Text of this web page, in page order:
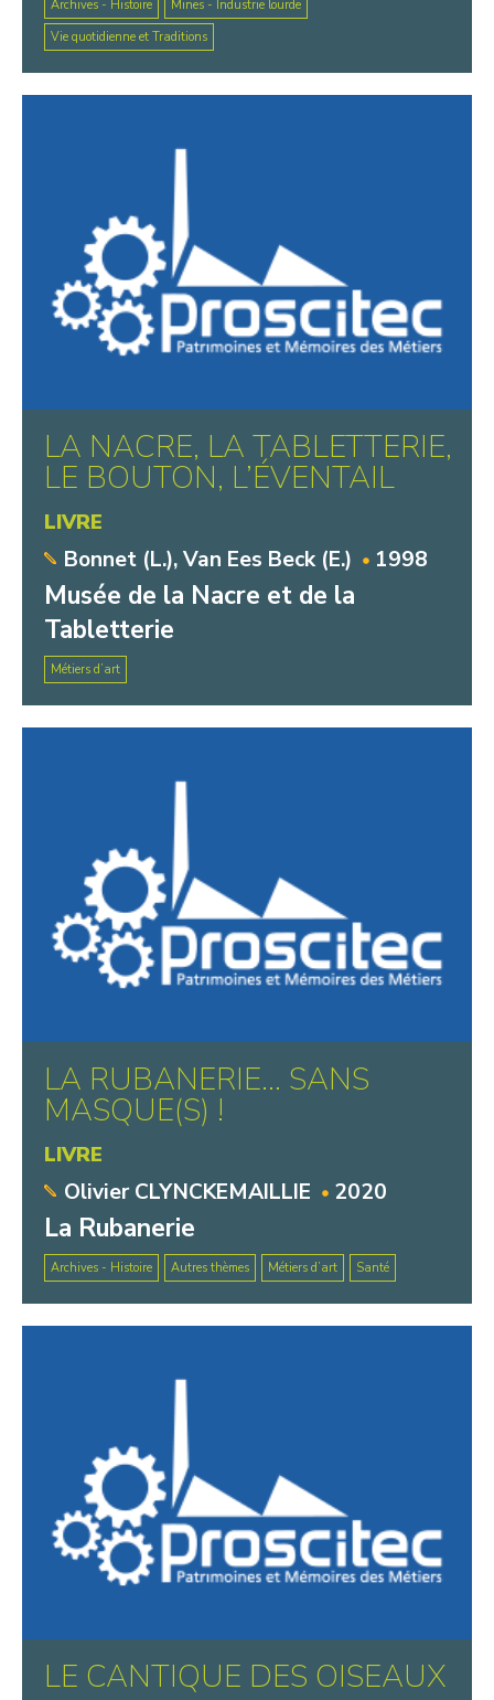
Archives - Histoire
Mines - Industrie lourde
Vie quotidienne et Traditions
LA NACRE, LA TABLETTERIE,
LE BOUTON, L’ÉVENTAIL
LIVRE
Bonnet (L.), Van Ees Beck (E.) 1998
Musée de la Nacre et de la
Tabletterie
Métiers d’art
LA RUBANERIE… SANS
MASQUE(S) !
LIVRE
Olivier CLYNCKEMAILLIE 2020
La Rubanerie
Archives - Histoire Autres thèmes Métiers d’art Santé
LE CANTIQUE DES OISEAUX